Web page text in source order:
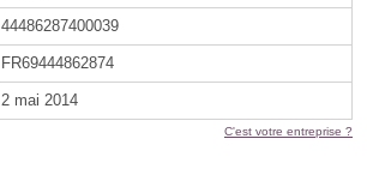
44486287400039
FR69444862874
2 mai 2014
C'est votre entreprise ?